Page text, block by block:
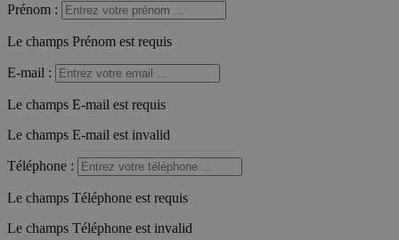
Prénom :
Le champs Prénom est requis
E-mail :
Le champs E-mail est requis
Le champs E-mail est invalid
Téléphone :
Le champs Téléphone est requis
Le champs Téléphone est invalid